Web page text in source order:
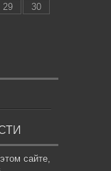
29
30
сайте,